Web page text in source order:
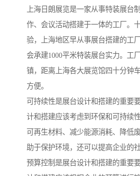
上海日朗展览是一家从事特装展台
作、会议活动搭建于一体的工厂。
验，上海地区早从事展台搭建的工
会承建1000平米特装展台实力。工
镇，距离上海各大展览馆四十分钟
方便。
可持续性是展台设计和搭建的重要
计和搭建应该考虑到环保和可持续
可再生材料、减少能源消耗、降低
助于保护环境，还可以提高企业的
预算控制是展台设计和搭建的重要